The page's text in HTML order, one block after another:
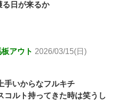
日が来るか
アウト 2026/03/15(日)
手いからなフルキチ
コルト持ってきた時は笑うし